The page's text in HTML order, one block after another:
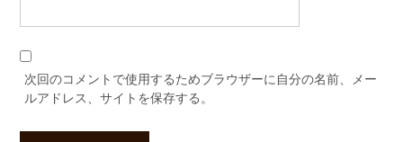
次回のコメントで使用するためブラウザーに自分の名前、メー
ルアドレス、サイトを保存する。